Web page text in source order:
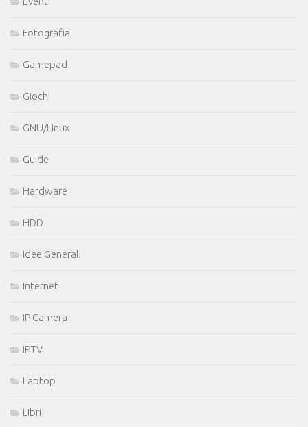
Fotografia
Gamepad
Giochi
GNU/Linux
Guide
Hardware
HDD
Idee Generali
Internet
IP Camera
IPTV
Laptop
Libri